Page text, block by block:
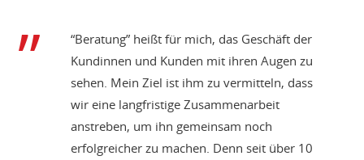
“Beratung” heißt für mich, das Geschäft der
Kundinnen und Kunden mit ihren Augen zu
sehen. Mein Ziel ist ihm zu vermitteln, dass
wir eine langfristige Zusammenarbeit
anstreben, um ihn gemeinsam noch
erfolgreicher zu machen. Denn seit über 10